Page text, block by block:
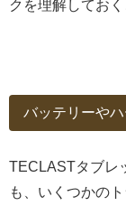
クを理解してお
バッテリーや
TECLASTタブレ
も、いくつかの